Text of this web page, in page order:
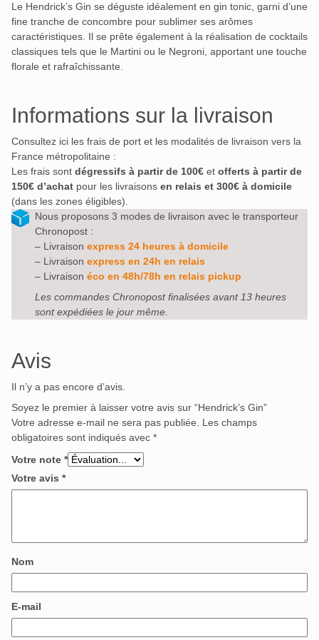
Le Hendrick’s Gin se déguste idéalement en gin tonic, garni d’une
fine tranche de concombre pour sublimer ses arômes
caractéristiques. Il se prête également à la réalisation de cocktails
classiques tels que le Martini ou le Negroni, apportant une touche
florale et rafraîchissante.
Informations sur la livraison
Consultez ici les frais de port et les modalités de livraison vers la
France métropolitaine :
Les frais sont dégressifs à partir de 100€ et offerts à partir de
150€ d’achat pour les livraisons en relais et 300€ à domicile
(dans les zones éligibles).
Nous proposons 3 modes de livraison avec le transporteur
Chronopost :
– Livraison express 24 heures à domicile
– Livraison express en 24h en relais
– Livraison éco en 48h/78h en relais pickup
Les commandes Chronopost finalisées avant 13 heures
sont expédiées le jour même.
Avis
Il n’y a pas encore d’avis.
Soyez le premier à laisser votre avis sur “Hendrick’s Gin”
Votre adresse e-mail ne sera pas publiée.
Les champs
obligatoires sont indiqués avec *
Votre note *
Votre avis *
Nom
E-mail